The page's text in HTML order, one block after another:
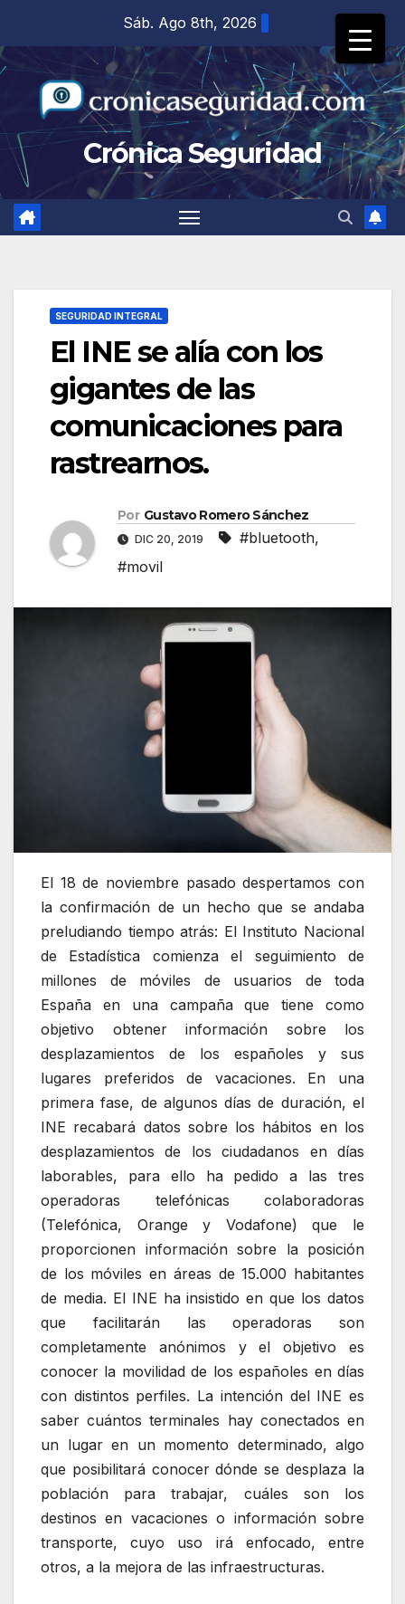
contenido
Sáb. Ago 8th, 2026
Crónica Seguridad
SEGURIDAD INTEGRAL
El INE se alía con los
gigantes de las
comunicaciones para
rastrearnos.
Por Gustavo Romero Sánchez
DIC 20, 2019 #bluetooth,
#movil
El 18 de noviembre pasado despertamos con
la confirmación de un hecho que se andaba
preludiando tiempo atrás: El Instituto Nacional
de Estadística comienza el seguimiento de
millones de móviles de usuarios de toda
España en una campaña que tiene como
objetivo obtener información sobre los
desplazamientos de los españoles y sus
lugares preferidos de vacaciones. En una
primera fase, de algunos días de duración, el
INE recabará datos sobre los hábitos en los
desplazamientos de los ciudadanos en días
laborables, para ello ha pedido a las tres
operadoras telefónicas colaboradoras
(Telefónica, Orange y Vodafone) que le
proporcionen información sobre la posición
de los móviles en áreas de 15.000 habitantes
de media. El INE ha insistido en que los datos
que facilitarán las operadoras son
completamente anónimos y el objetivo es
conocer la movilidad de los españoles en días
con distintos perfiles. La intención del INE es
saber cuántos terminales hay conectados en
un lugar en un momento determinado, algo
que posibilitará conocer dónde se desplaza la
población para trabajar, cuáles son los
destinos en vacaciones o información sobre
transporte, cuyo uso irá enfocado, entre
otros, a la mejora de las infraestructuras.